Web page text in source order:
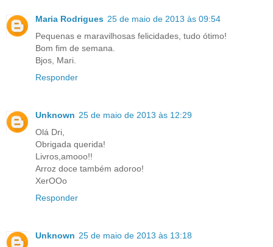
Maria Rodrigues 25 de maio de 2013 às 09:54
Pequenas e maravilhosas felicidades, tudo ótimo!
Bom fim de semana.
Bjos, Mari.
Responder
Unknown 25 de maio de 2013 às 12:29
Olá Dri,
Obrigada querida!
Livros,amooo!!
Arroz doce também adoroo!
XerOOo
Responder
Unknown 25 de maio de 2013 às 13:18